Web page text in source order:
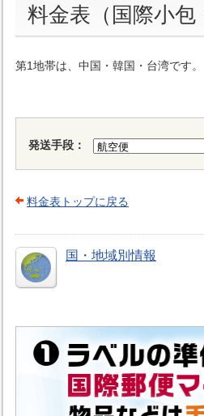
料金表（国際小包
第1地帯は、中国・韓国・台湾です。
発送手段：
料金表トップに戻る
国・地域別情報